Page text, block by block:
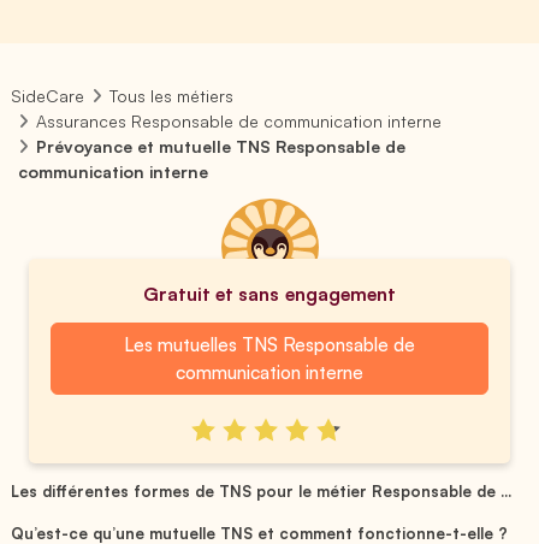
SideCare
Tous les métiers
Assurances Responsable de communication interne
Prévoyance et mutuelle TNS Responsable de
communication interne
Gratuit et sans engagement
Les mutuelles TNS Responsable de
communication interne
Les différentes formes de TNS pour le métier Responsable de ...
Qu’est-ce qu’une mutuelle TNS et comment fonctionne-t-elle ?